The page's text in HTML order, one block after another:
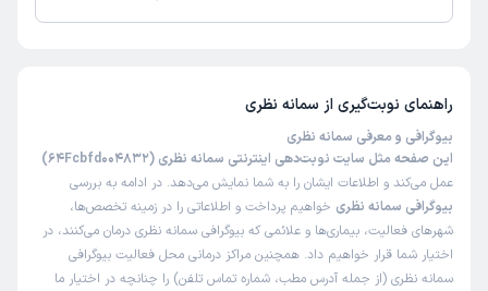
راهنمای نوبت‌گیری از سمانه نظری
بیوگرافی و معرفی سمانه نظری
این صفحه مثل سایت نوبت‌دهی اینترنتی سمانه نظری (64Fcbfd004832)
عمل می‌کند و اطلاعات ایشان را به شما نمایش می‌دهد. در ادامه به بررسی
بیوگرافی سمانه نظری خواهیم پرداخت و اطلاعاتی را در زمینه تخصص‌ها،
شهرهای فعالیت، بیماری‌ها و علائمی که بیوگرافی سمانه نظری درمان می‌کنند، در
اختیار شما قرار خواهیم داد. همچنین مراکز درمانی محل فعالیت بیوگرافی
سمانه نظری (از جمله آدرس مطب، شماره تماس تلفن) را چنانچه در اختیار ما